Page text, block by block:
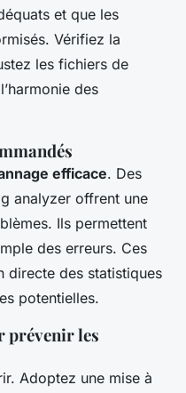
et que les
Vérifiez la
les fichiers de
des
efficace. Des
analyzer offrent une
Ils permettent
des erreurs. Ces
directe des statistiques
potentielles.
prévenir les
Adoptez une mise à